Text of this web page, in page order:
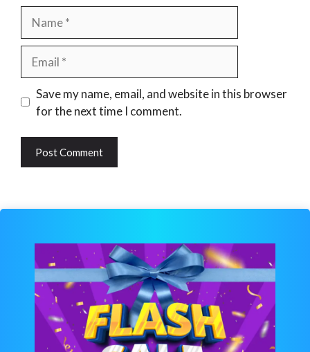
Website
Save my name, email, and website in this browser
for the next time I comment.